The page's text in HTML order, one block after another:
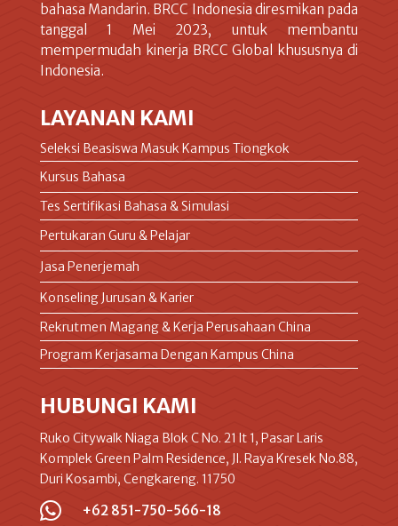
bahasa Mandarin. BRCC Indonesia diresmikan pada
tanggal 1 Mei 2023, untuk membantu
mempermudah kinerja BRCC Global khususnya di
Indonesia.
LAYANAN KAMI
Seleksi Beasiswa Masuk Kampus Tiongkok
Kursus Bahasa
Tes Sertifikasi Bahasa & Simulasi
Pertukaran Guru & Pelajar
Jasa Penerjemah
Konseling Jurusan & Karier
Rekrutmen Magang & Kerja Perusahaan China
Program Kerjasama Dengan Kampus China
HUBUNGI KAMI
Ruko Citywalk Niaga Blok C No. 21 lt 1, Pasar Laris
Komplek Green Palm Residence, Jl. Raya Kresek No.88,
Duri Kosambi, Cengkareng. 11750
 +62 851-750-566-18